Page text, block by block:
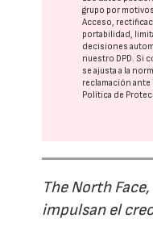
grupo por
Acceso,
portabilidad,
decisiones
nuestro DPD. Si
se ajusta a la
reclamación ante
Política de
The North
impulsan el